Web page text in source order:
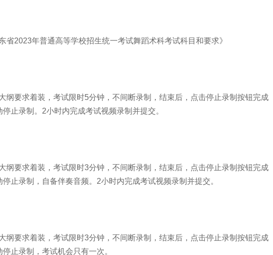
2023年普通高等学校招生统一考试舞蹈术科考试科目和要求》
要求着装，考试限时5分钟，不间断录制，结束后，点击停止录制按钮完成
止录制。2小时内完成考试视频录制并提交。
要求着装，考试限时3分钟，不间断录制，结束后，点击停止录制按钮完成
止录制，自备伴奏音频。2小时内完成考试视频录制并提交。
要求着装，考试限时3分钟，不间断录制，结束后，点击停止录制按钮完成
止录制，考试机会只有一次。